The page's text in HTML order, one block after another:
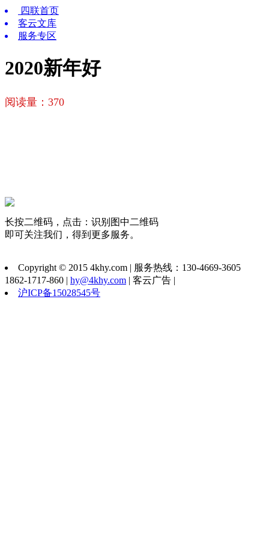
四联首页
客云文库
服务专区
2020新年好
阅读量： 370
长按二维码，点击：识别图中二维码
即可关注我们，得到更多服务。
Copyright © 2015 4khy.com | 服务热线：130-4669-3605
1862-1717-860 | hy@4khy.com | 客云广告 |
沪ICP备15028545号